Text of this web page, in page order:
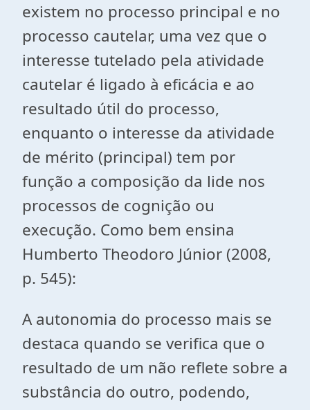
existem no processo principal e no
processo cautelar, uma vez que o
interesse tutelado pela atividade
cautelar é ligado à eficácia e ao
resultado útil do processo,
enquanto o interesse da atividade
de mérito (principal) tem por
função a composição da lide nos
processos de cognição ou
execução. Como bem ensina
Humberto Theodoro Júnior (2008,
p. 545):
A autonomia do processo mais se
destaca quando se verifica que o
resultado de um não reflete sobre a
substância do outro, podendo,